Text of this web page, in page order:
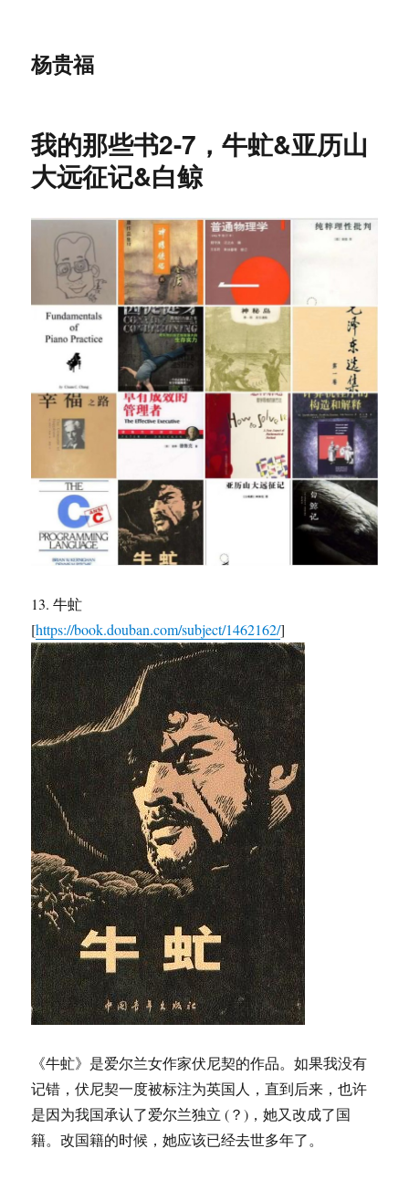
杨贵福
我的那些书2-7，牛虻&亚历山
大远征记&白鲸
13. 牛虻
[https://book.douban.com/subject/1462162/]
《牛虻》是爱尔兰女作家伏尼契的作品。如果我没有
记错，伏尼契一度被标注为英国人，直到后来，也许
是因为我国承认了爱尔兰独立 (？)，她又改成了国
籍。改国籍的时候，她应该已经去世多年了。